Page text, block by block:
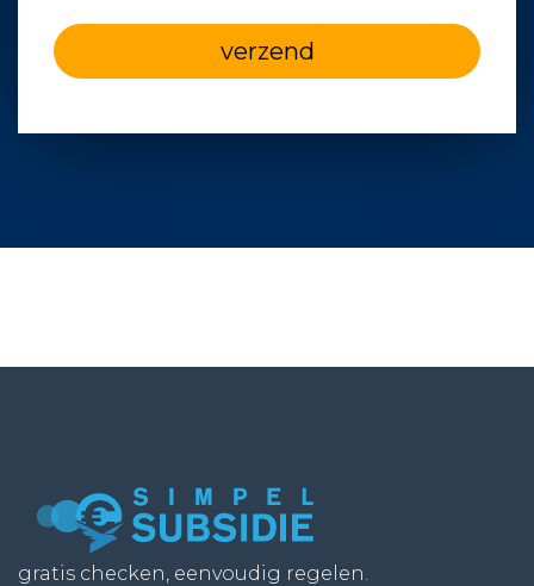
verzend
gratis checken, eenvoudig regelen.